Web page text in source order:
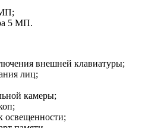
5 МП.
внешней клавиатуры;
лиц;
камеры;
освещенности;